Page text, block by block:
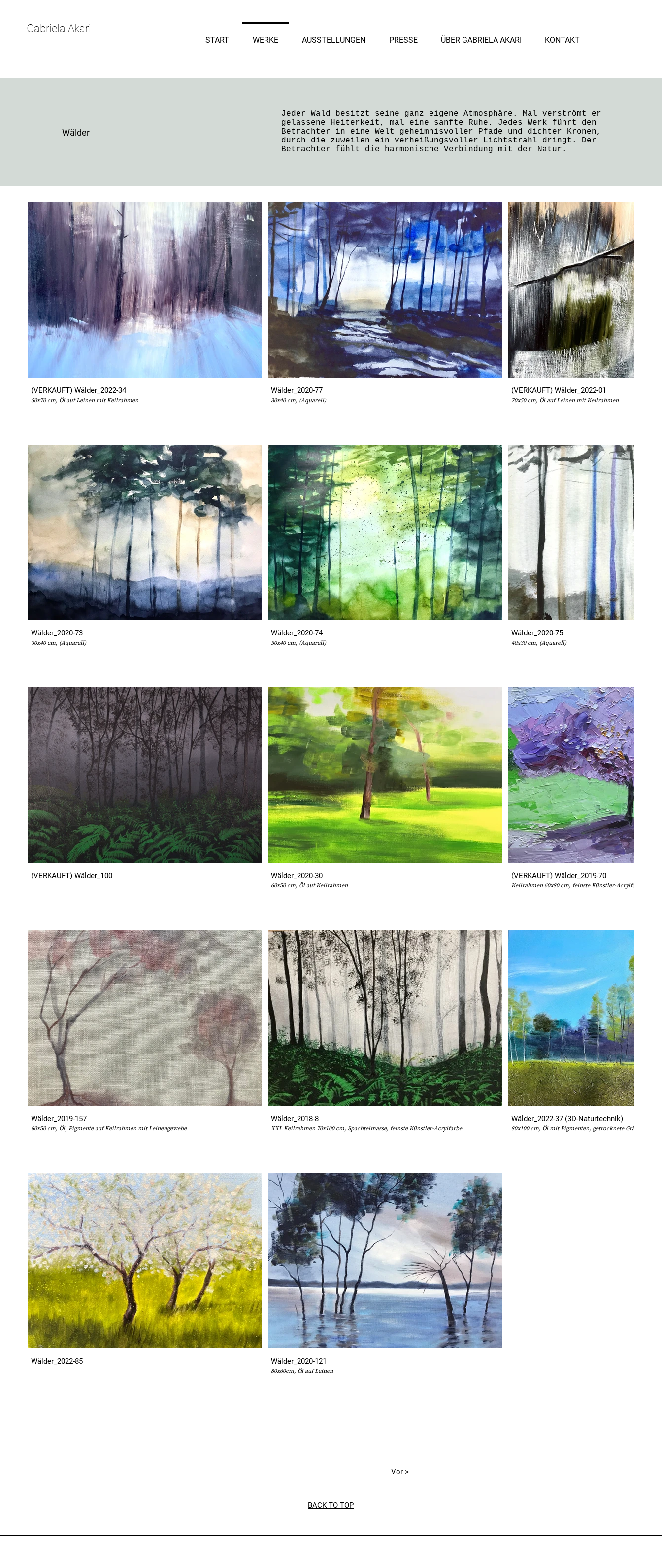
Gabriela Akari
START WERKE AUSSTELLUNGEN PRESSE ÜBER GABRIELA AKARI KONTAKT
Jeder Wald besitzt seine ganz eigene Atmosphäre. Mal verströmt er
gelassene Heiterkeit, mal eine sanfte Ruhe. Jedes Werk führt den
Betrachter in eine Welt geheimnisvoller Pfade und dichter Kronen,
durch die zuweilen ein verheißungsvoller Lichtstrahl dringt. Der
Betrachter fühlt die harmonische Verbindung mit der Natur.
Wälder
(VERKAUFT) Wälder_2022-34
50x70 cm, Öl auf Leinen mit Keilrahmen
Wälder_2020-77
30x40 cm, (Aquarell)
(VERKAUFT) Wälder_2022-01
70x50 cm, Öl auf Leinen mit Keilrahmen
Wälder_2020-73
30x40 cm, (Aquarell)
Wälder_2020-74
30x40 cm, (Aquarell)
Wälder_2020-75
40x30 cm, (Aquarell)
(VERKAUFT) Wälder_100 Wälder_2020-30
60x50 cm, Öl auf Keilrahmen
(VERKAUFT) Wälder_2019-70
Keilrahmen 60x80 cm, feinste Künstler-Acrylfarbe
Wälder_2019-157
60x50 cm, Öl, Pigmente auf Keilrahmen mit Leinengewebe
Wälder_2018-8
XXL Keilrahmen 70x100 cm, Spachtelmasse, feinste Künstler-Acrylfarbe
Wälder_2022-37 (3D-Naturtechnik)
80x100 cm, Öl mit Pigmenten, getrocknete Gräser auf
Wälder_2022-85 Wälder_2020-121
80x60cm, Öl auf Leinen
Vor >
BACK TO TOP